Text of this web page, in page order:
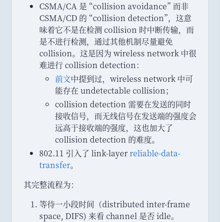
CSMA/CA 是 “collision avoidance” 而非
CSMA/CD 的 “collision detection”， 这意
味着它不是在检测 collision 时中断传输， 而
是不进行检测， 通过其他机制尽量避免
collision。 这是因为 wireless network 中很
难进行 collision detection：
前文中提到过， wireless network 中可
能存在 undetectable collision；
collision detection 需要在发送的同时
接收信号， 而无线信号在发送端的强度会
远高于接收端的强度， 这也加大了
collision detection 的难度。
802.11 引入了 link-layerreliable-data-
transfer。
其完整流程为：
等待一小段时间 （distributed inter-frame
space, DIFS) 来看 channel 是否 idle。